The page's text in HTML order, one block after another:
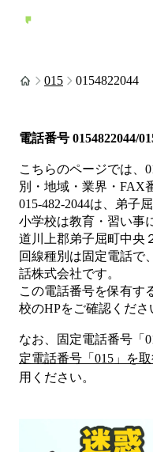
015 0154822044
電話番号 0154822044/
こちらのページでは、
別・地域・業界・FAX
015-482-2044は、 弟子
小学校は教育・習い事
道川上郡弟子屈町中央
回線種別は固定電話で
話株式会社です。
この電話番号を保有す
校のHPをご確認くださ
なお、固定電話番号「
定電話番号「 015 」を
用ください。